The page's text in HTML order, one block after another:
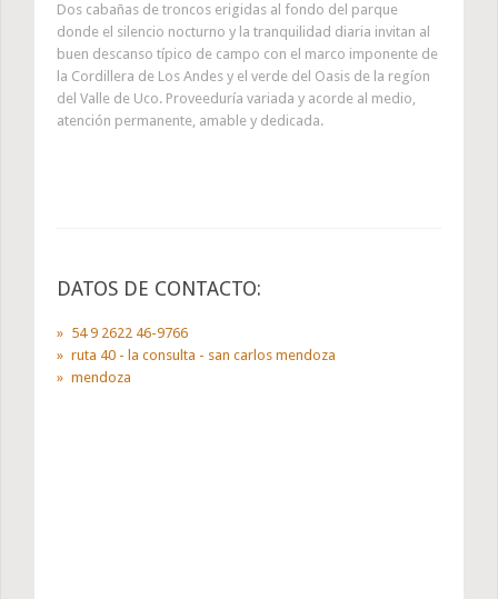
Dos cabañas de troncos erigidas al fondo del parque
donde el silencio nocturno y la tranquilidad diaria invitan al
buen descanso típico de campo con el marco imponente de
la Cordillera de Los Andes y el verde del Oasis de la regíon
del Valle de Uco. Proveeduría variada y acorde al medio,
atención permanente, amable y dedicada.
DATOS DE CONTACTO:
54 9 2622 46-9766
ruta 40 - la consulta - san carlos mendoza
mendoza